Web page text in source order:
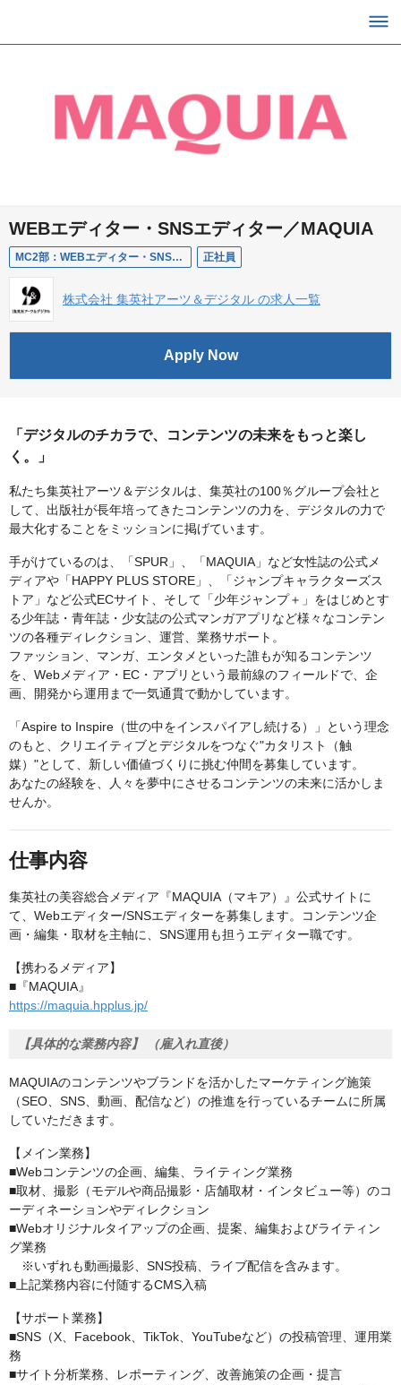
WEBエディター・SNSエディター／MAQUIA
MC2部：WEBエディター・SNSエディター 正社員
株式会社 集英社アーツ＆デジタル の求人一覧
Apply Now
「デジタルのチカラで、コンテンツの未来をもっと楽し
く。」
私たち集英社アーツ＆デジタルは、集英社の100％グループ会社と
して、出版社が長年培ってきたコンテンツの力を、デジタルの力で
最大化することをミッションに掲げています。
手がけているのは、「SPUR」、「MAQUIA」など女性誌の公式メ
ディアや「HAPPY PLUS STORE」、「ジャンプキャラクターズス
トア」など公式ECサイト、そして「少年ジャンプ＋」をはじめとす
る少年誌・青年誌・少女誌の公式マンガアプリなど様々なコンテン
ツの各種ディレクション、運営、業務サポート。
ファッション、マンガ、エンタメといった誰もが知るコンテンツ
を、Webメディア・EC・アプリという最前線のフィールドで、企
画、開発から運用まで一気通貫で動かしています。
「Aspire to Inspire（世の中をインスパイアし続ける）」という理念
のもと、クリエイティブとデジタルをつなぐ"カタリスト（触
媒）"として、新しい価値づくりに挑む仲間を募集しています。
あなたの経験を、人々を夢中にさせるコンテンツの未来に活かしま
せんか。
仕事内容
集英社の美容総合メディア『MAQUIA（マキア）』公式サイトに
て、Webエディター/SNSエディターを募集します。コンテンツ企
画・編集・取材を主軸に、SNS運用も担うエディター職です。
【携わるメディア】
■『MAQUIA』
https://maquia.hpplus.jp/
【具体的な業務内容】 （雇入れ直後）
MAQUIAのコンテンツやブランドを活かしたマーケティング施策
（SEO、SNS、動画、配信など）の推進を行っているチームに所属
していただきます。
【メイン業務】
■Webコンテンツの企画、編集、ライティング業務
■取材、撮影（モデルや商品撮影・店舗取材・インタビュー等）のコ
ーディネーションやディレクション
■Webオリジナルタイアップの企画、提案、編集およびライティン
グ業務
※いずれも動画撮影、SNS投稿、ライブ配信を含みます。
■上記業務内容に付随するCMS入稿
【サポート業務】
■SNS（X、Facebook、TikTok、YouTubeなど）の投稿管理、運用業
務
■サイト分析業務、レポーティング、改善施策の企画・提言